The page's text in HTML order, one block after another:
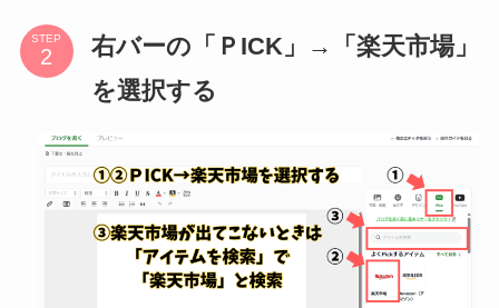
STEP
右バーの「ＰICK」→「楽天市場」
を選択する